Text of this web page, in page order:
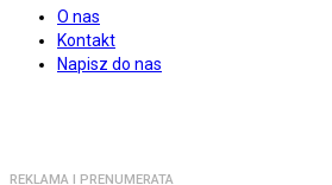
O nas
Kontakt
Napisz do nas
REKLAMA I PRENUMERATA